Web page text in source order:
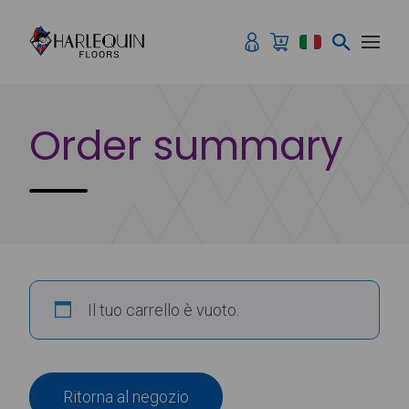
Order summary
Il tuo carrello è vuoto.
Ritorna al negozio